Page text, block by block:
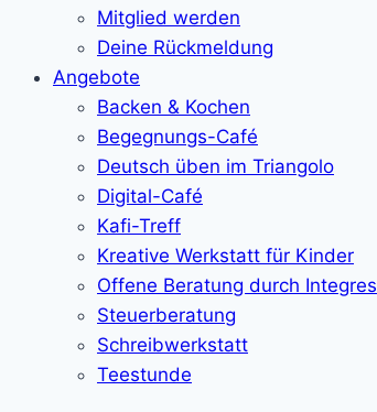
Mitglied werden
Deine Rückmeldung
Angebote
Backen & Kochen
Begegnungs-Café
Deutsch üben im Triangolo
Digital-Café
Kafi-Treff
Kreative Werkstatt für Kinder
Offene Beratung durch Integres
Steuerberatung
Schreibwerkstatt
Teestunde